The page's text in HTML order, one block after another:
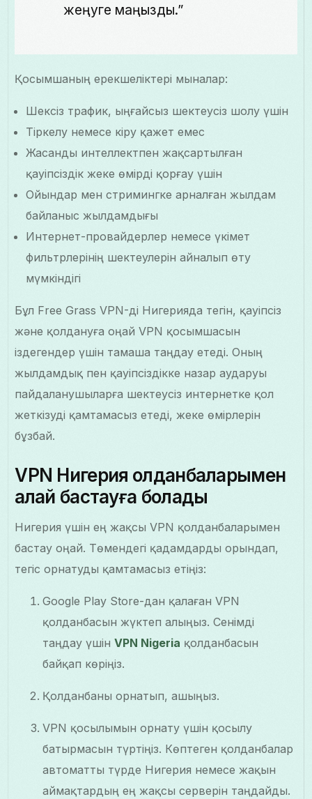
жеңуге маңызды.”
Қосымшаның ерекшеліктері мыналар:
Шексіз трафик, ыңғайсыз шектеусіз шолу үшін
Тіркелу немесе кіру қажет емес
Жасанды интеллектпен жақсартылған
қауіпсіздік жеке өмірді қорғау үшін
Ойындар мен стримингке арналған жылдам
байланыс жылдамдығы
Интернет-провайдерлер немесе үкімет
фильтрлерінің шектеулерін айналып өту
мүмкіндігі
Бұл Free Grass VPN-ді Нигерияда тегін, қауіпсіз
және қолдануға оңай VPN қосымшасын
іздегендер үшін тамаша таңдау етеді. Оның
жылдамдық пен қауіпсіздікке назар аударуы
пайдаланушыларға шектеусіз интернетке қол
жеткізуді қамтамасыз етеді, жеке өмірлерін
бұзбай.
VPN Нигерия қолданбаларымен
қалай бастауға болады
Нигерия үшін ең жақсы VPN қолданбаларымен
бастау оңай. Төмендегі қадамдарды орындап,
тегіс орнатуды қамтамасыз етіңіз:
Google Play Store-дан қалаған VPN
қолданбасын жүктеп алыңыз. Сенімді
таңдау үшінVPN Nigeria қолданбасын
байқап көріңіз.
Қолданбаны орнатып, ашыңыз.
VPN қосылымын орнату үшін қосылу
батырмасын түртіңіз. Көптеген қолданбалар
автоматты түрде Нигерия немесе жақын
аймақтардың ең жақсы серверін таңдайды.